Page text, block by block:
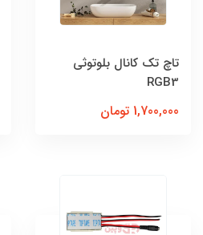
تاچ تک کانال بلوتوثی
RGB3
1,700,000 تومان